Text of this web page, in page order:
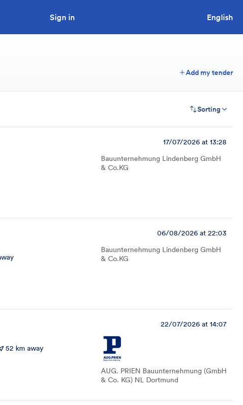
Sign in English
Add my tender
Sorting
17/07/2026 at 13:28
Bauunternehmung Lindenberg GmbH
& Co.KG
06/08/2026 at 22:03
Bauunternehmung Lindenberg GmbH
& Co.KG
22/07/2026 at 14:07
52 km away
AUG. PRIEN Bauunternehmung (GmbH
& Co. KG) NL Dortmund